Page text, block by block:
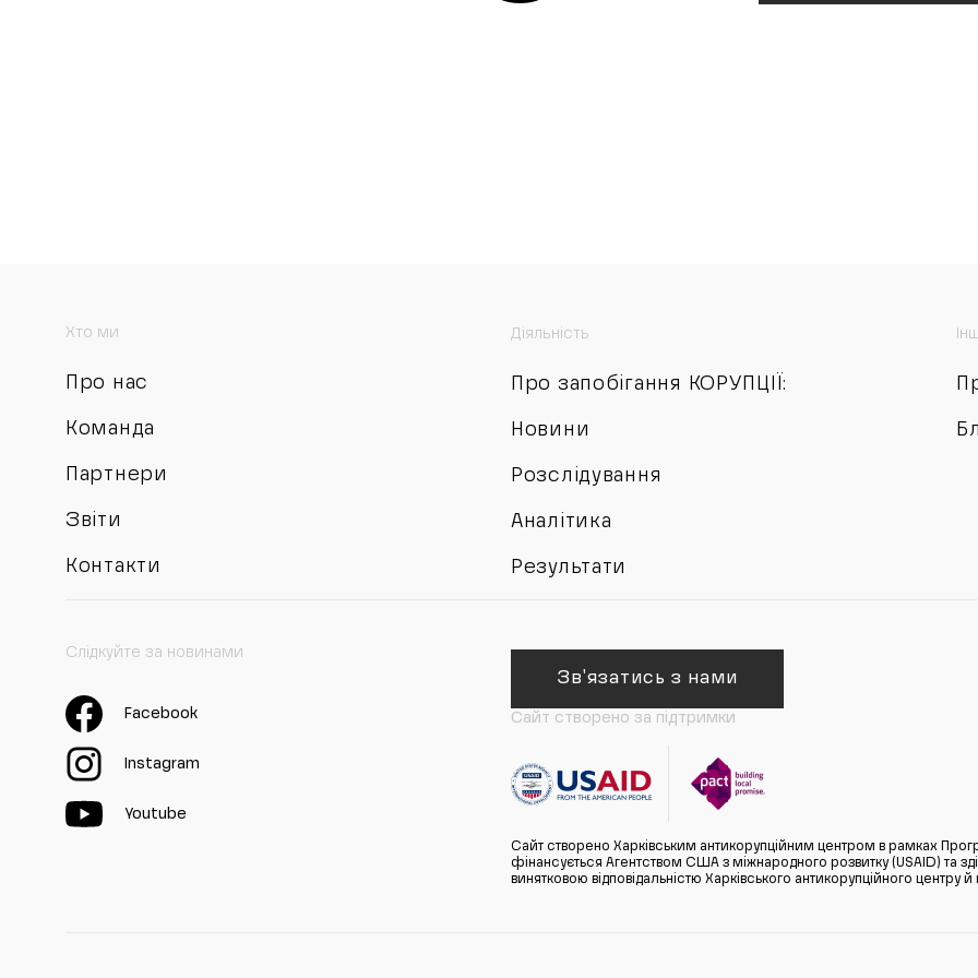
Хто ми
Про нас
Команда
Партнери
Звіти
Контакти
Діяльність
Про запобігання КОРУПЦІЇ:
Новини
Розслідування
Аналітика
Результати
Слідкуйте за новинами
Facebook
Instagram
Youtube
Зв'язатись з нами
Сайт створено за підтримки
Сайт створено Харківським антикорупційним центром в рамках
фінансується Агентством США з міжнародного розвитку (USAID) та
винятковою відповідальністю Харківського антикорупційного